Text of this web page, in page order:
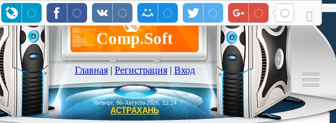
Comp.Soft
Главная| Регистрация| Вход
Четверг, 06-Августа-2026, 22:24
АСТРАХАНЬ